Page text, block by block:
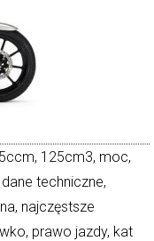
125cm3, moc,
techniczne,
najczęstsze
prawo jazdy, kat